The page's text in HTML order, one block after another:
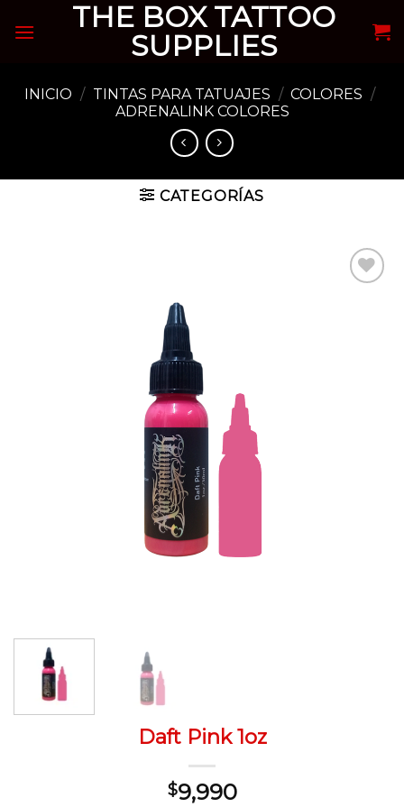
THE BOX TATTOO
SUPPLIES
INICIO / TINTAS PARA TATUAJES / COLORES /
ADRENALINK COLORES
CATEGORÍAS
Daft Pink 1oz
$9,990